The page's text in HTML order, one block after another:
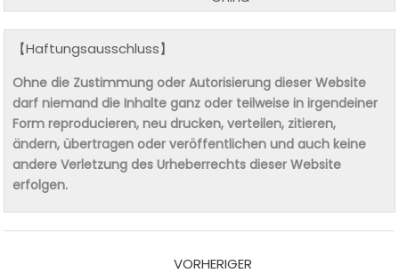
【Haftungsausschluss】
Ohne die Zustimmung oder Autorisierung dieser Website
darf niemand die Inhalte ganz oder teilweise in irgendeiner
Form reproducieren, neu drucken, verteilen, zitieren,
ändern, übertragen oder veröffentlichen und auch keine
andere Verletzung des Urheberrechts dieser Website
erfolgen.
VORHERIGER